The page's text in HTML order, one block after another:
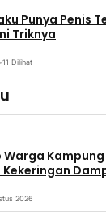
Punya Penis
Triknya
•11 Dilihat
Warga
Kekeringan
2026